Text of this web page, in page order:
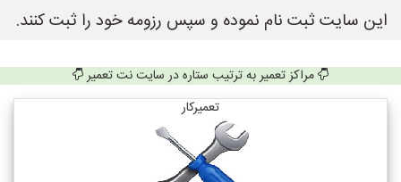
این سایت ثبت نام نموده و سپس رزومه خود را ثبت کنند.
مراکز تعمیر به ترتیب ستاره در سایت نت تعمیر
تعمیرکار